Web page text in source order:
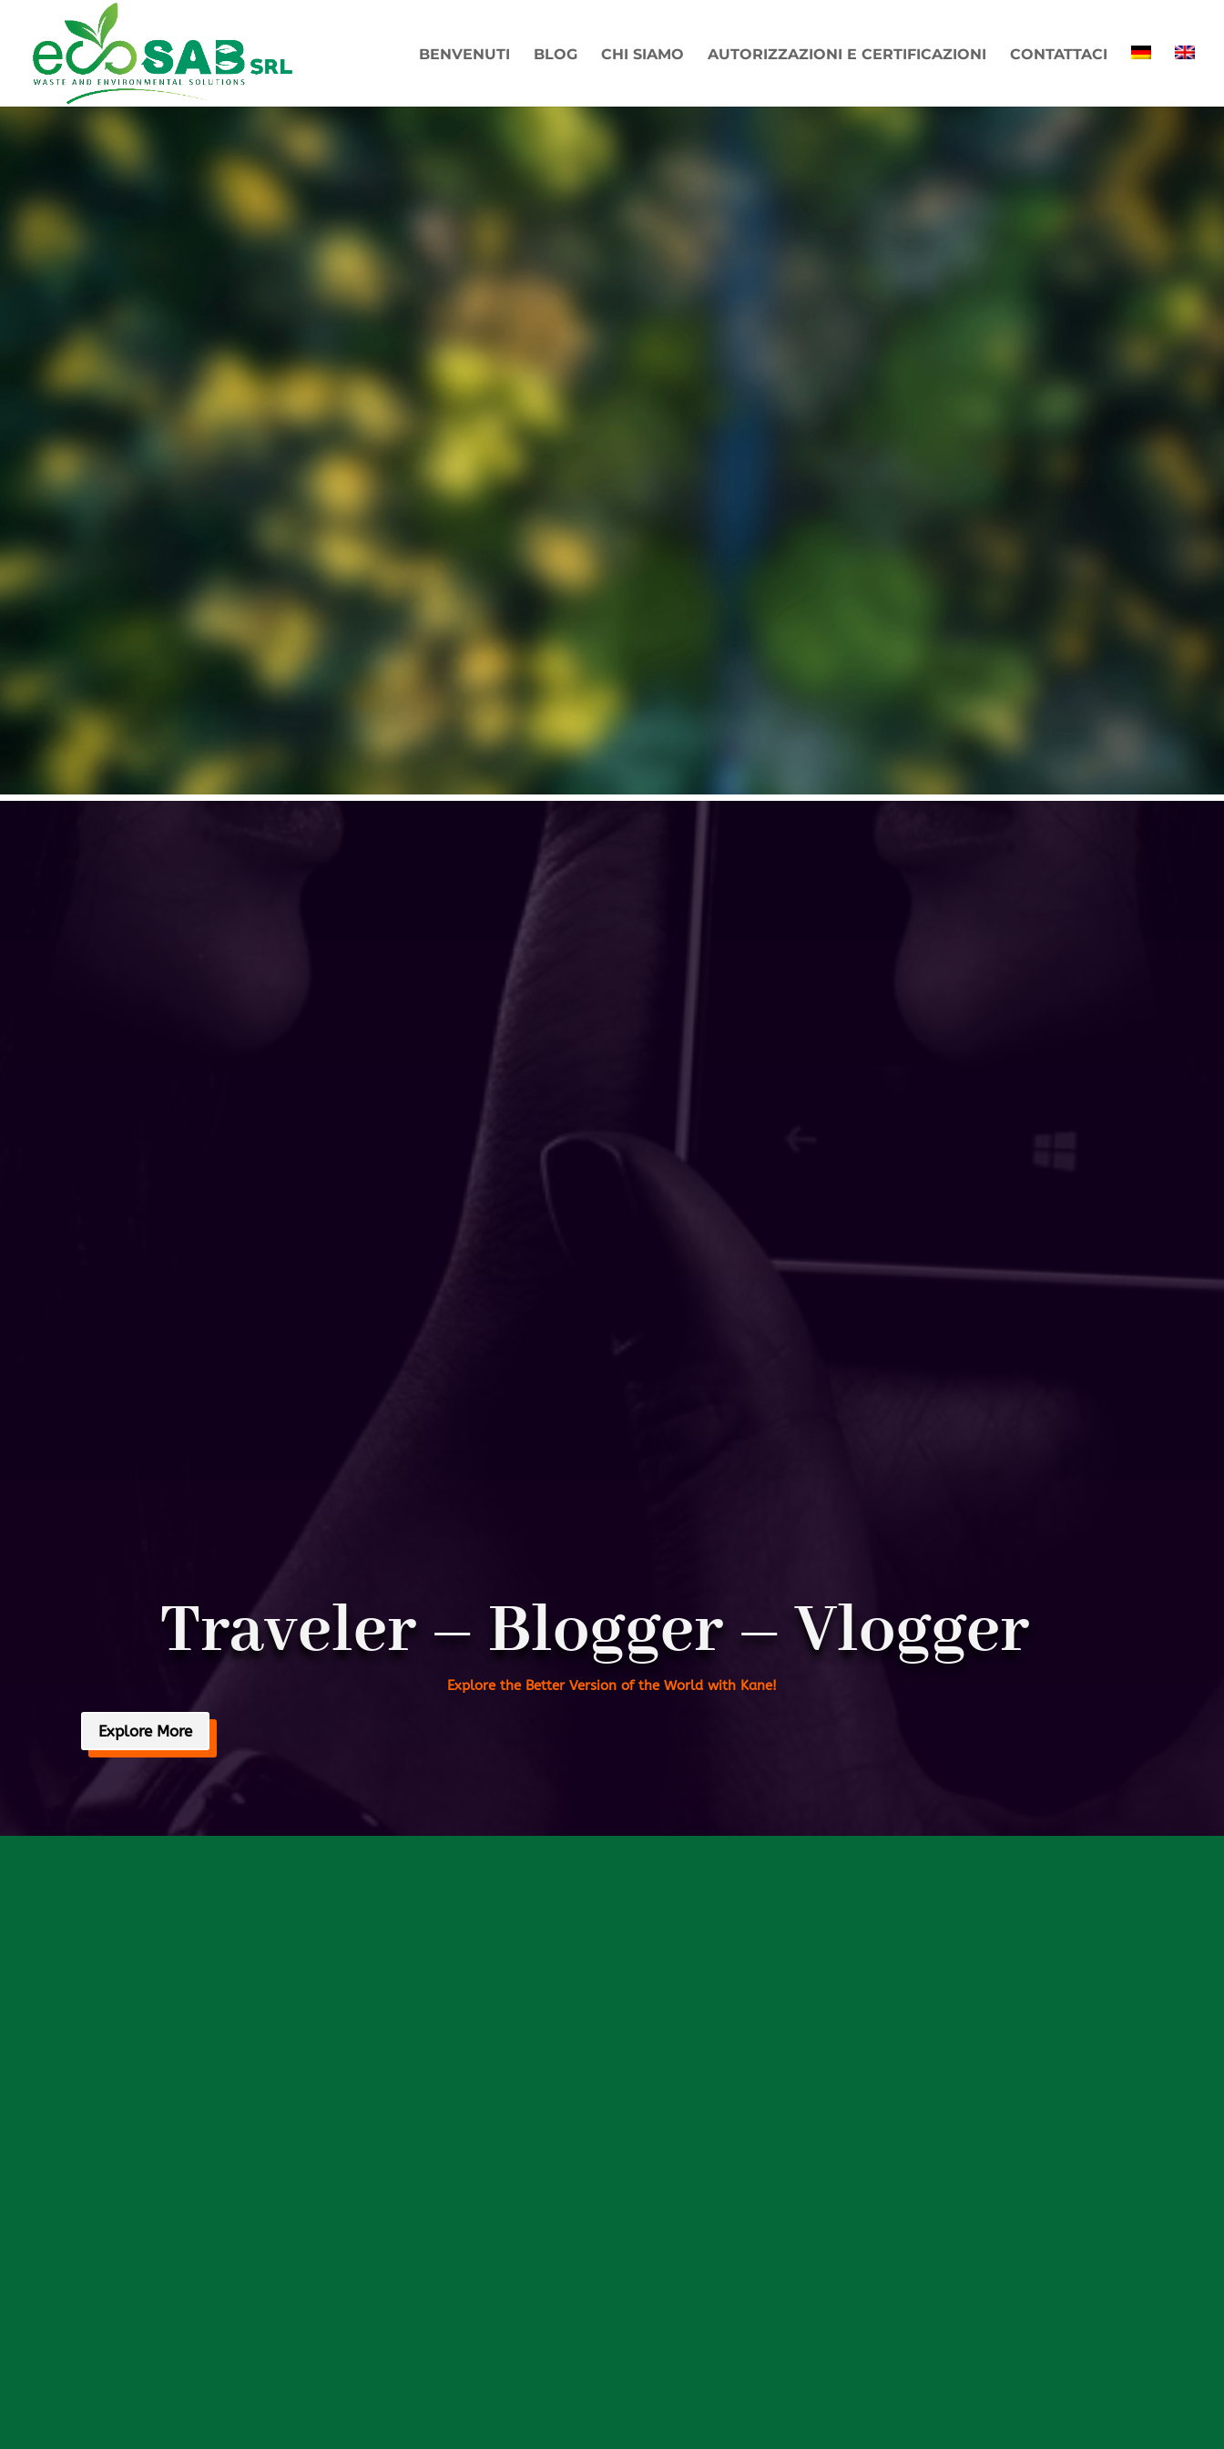
BENVENUTI BLOG CHI SIAMO AUTORIZZAZIONI E CERTIFICAZIONI CONTATTACI
Traveler – Blogger – Vlogger
Explore the Better Version of the World with Kane!
Explore More